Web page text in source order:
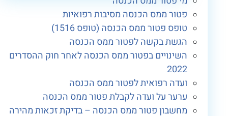
פטור ממס הכנסה מסיבות רפואיות
טופס פטור ממס הכנסה (טופס 1516)
הגשת בקשה לפטור ממס הכנסה
השינויים בפטור ממס הכנסה לאחר חוק ההסדרים
ועדה רפואית לפטור ממס הכנסה
ערער על ועדה לקבלת פטור ממס הכנסה
מחשבון פטור ממס הכנסה – בדיקת זכאות מהירה